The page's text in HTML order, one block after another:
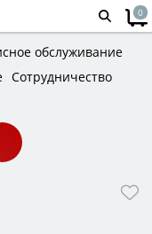
0
обслуживание
Сотрудничество